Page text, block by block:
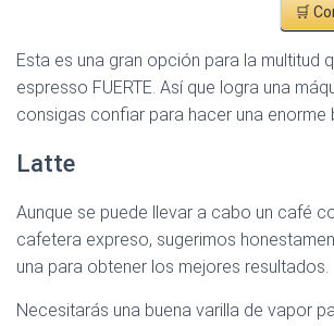
🛒
Esta es una gran opción para la multitud
espresso FUERTE. Así que logra una
consigas confiar para hacer una enorme
Latte
Aunque se puede llevar a cabo un café
cafetera expreso, sugerimos
una para obtener los mejores resultados.
Necesitarás una buena varilla de vapor